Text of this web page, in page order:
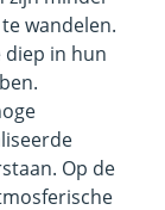
wandelen.
diep in hun
Op de